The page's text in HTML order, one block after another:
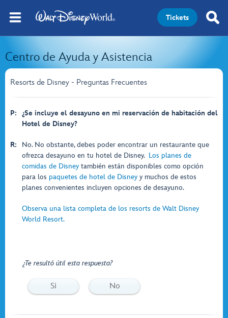
Tickets
Centro de Ayuda y Asistencia
Resorts de Disney - Preguntas Frecuentes
P:
¿Se incluye el desayuno en mi reservación de habitación del
Hotel de Disney?
R:
No. No obstante, debes poder encontrar un restaurante que
ofrezca desayuno en tu hotel de Disney. Los planes de
comidas de Disney también están disponibles como opción
para los paquetes de hotel de Disney y muchos de estos
planes convenientes incluyen opciones de desayuno.
Observa una lista completa de los resorts de Walt Disney
World Resort.
¿Te resultó útil esta respuesta?
Si No